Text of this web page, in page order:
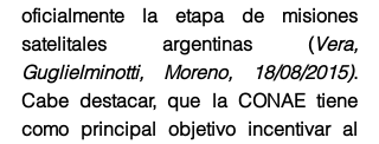
oficialmente la etapa de misiones
satelitales argentinas (Vera,
Guglielminotti, Moreno, 18/08/2015).
Cabe destacar, que la CONAE tiene
como principal objetivo incentivar al